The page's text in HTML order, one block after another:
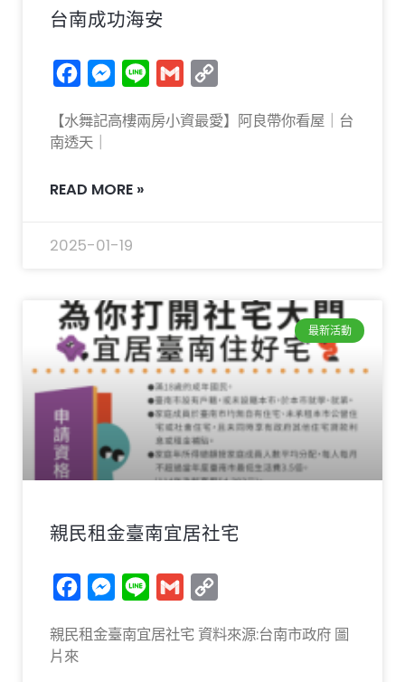
台南成功海安
FacebookMessenger
Line Gmail
【水舞記高樓兩房小資最愛】阿良帶你看屋｜台
南透天｜
READ MORE »
2025-01-19
最新活動
親民租金臺南宜居社宅
FacebookMessenger
Line Gmail
親民租金臺南宜居社宅 資料來源:台南市政府 圖
片來